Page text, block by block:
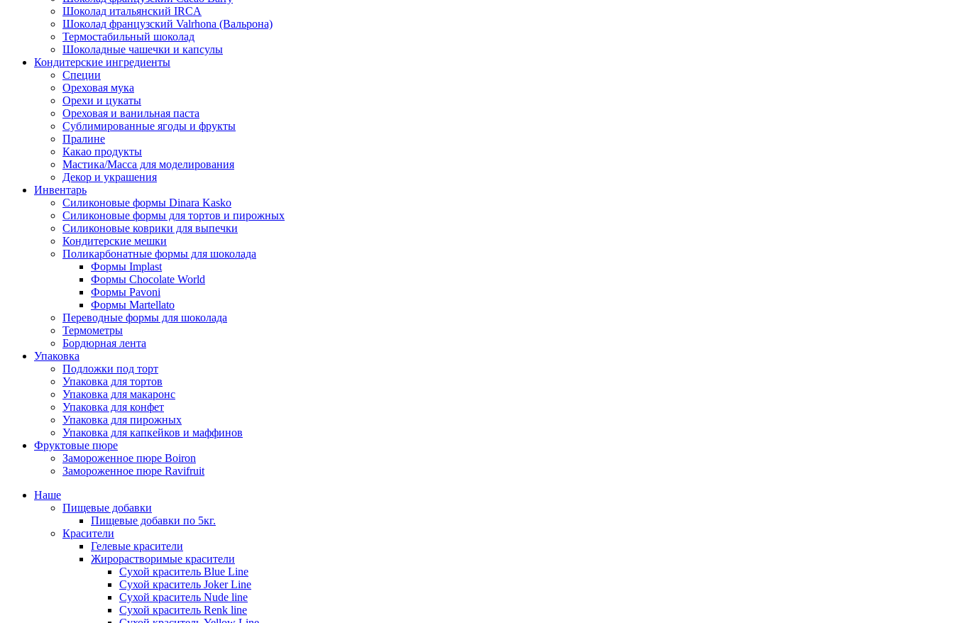
Шоколад итальянский IRCA
Шоколад французский Valrhona (Вальрона)
Термостабильный шоколад
Шоколадные чашечки и капсулы
Кондитерские ингредиенты
Специи
Ореховая мука
Орехи и цукаты
Ореховая и ванильная паста
Сублимированные ягоды и фрукты
Пралине
Какао продукты
Мастика/Масса для моделирования
Декор и украшения
Инвентарь
Силиконовые формы Dinara Kasko
Силиконовые формы для тортов и пирожных
Силиконовые коврики для выпечки
Кондитерские мешки
Поликарбонатные формы для шоколада
Формы Implast
Формы Chocolate World
Формы Pavoni
Формы Martellato
Переводные формы для шоколада
Термометры
Бордюрная лента
Упаковка
Подложки под торт
Упаковка для тортов
Упаковка для макаронс
Упаковка для конфет
Упаковка для пирожных
Упаковка для капкейков и маффинов
Фруктовые пюре
Замороженное пюре Boiron
Замороженное пюре Ravifruit
Наше
Пищевые добавки
Пищевые добавки по 5кг.
Красители
Гелевые красители
Жирорастворимые красители
Сухой краситель Blue Line
Сухой краситель Joker Line
Сухой краситель Nude line
Сухой краситель Renk line